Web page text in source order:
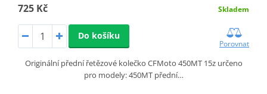
725 Kč Skladem
Do košíku
Porovnat
Originální přední řetězové kolečko CFMoto 450MT 15z určeno
pro modely: 450MT přední…